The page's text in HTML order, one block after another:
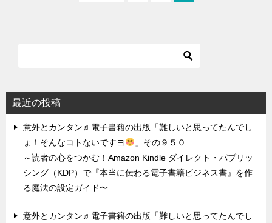
最近の投稿
意外とカンタン♬電子書籍の出版「難しいと思ってたんでし
ょ！そんなコトないですヨ
」その９５０
～読者の心をつかむ！Amazon Kindle ダイレクト・パブリッ
シング（KDP）で『本当に伝わる電子書籍ビジネス書』を作
る魔法の設定ガイド〜
意外とカンタン♬電子書籍の出版「難しいと思ってたんでし